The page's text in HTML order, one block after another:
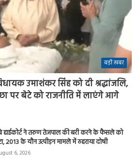
बड़ी खबर
उमाशंकर सिंह को दी श्रद्धांजलि,
पर बेटे को राजनीति में लाएंगे आगे
हाईकोर्ट ने तरुण तेजपाल की बरी करने के फैसले को
2013 के यौन उत्पीड़न मामले में ठहराया दोषी
6, 2026